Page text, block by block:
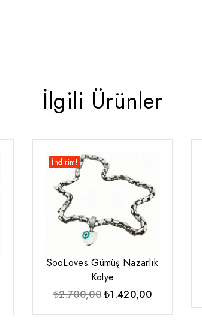
İlgili Ürünler
İndirim!
SooLoves Gümüş Nazarlık
Kolye
₺2.700,00 Orijinal
₺1.420,00Şu